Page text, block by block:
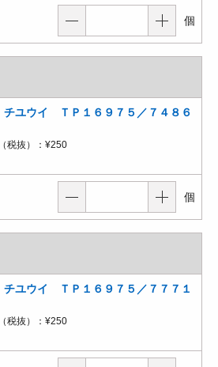
個
ユウイ ＴＰ１６９７５／７４８６
税抜）： ¥250
個
ユウイ ＴＰ１６９７５／７７７１
税抜）： ¥250